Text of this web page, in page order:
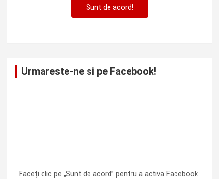
Sunt de acord!
Urmareste-ne si pe Facebook!
Faceți clic pe „Sunt de acord” pentru a activa Facebook